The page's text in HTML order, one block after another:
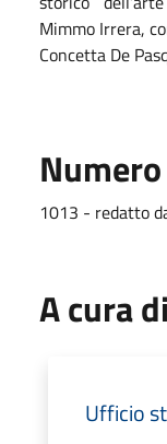
Mimmo Irrera,
Concetta De
1013 - redatto
A cura di
Ufficio